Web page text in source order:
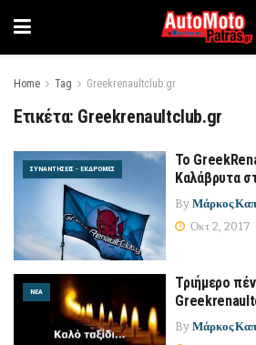
Home Tag Greekrenaultclub.gr
Ετικέτα: Greekrenaultclub.gr
ΣΥΝΑΝΤΉΣΕΙΣ - ΕΚΔΡΟΜΈΣ
Το
Καλάβρυτα
By Μάρκος
Οκτ 2, 2017
ΝΈΑ
Τριήμερο
By Μάρκος